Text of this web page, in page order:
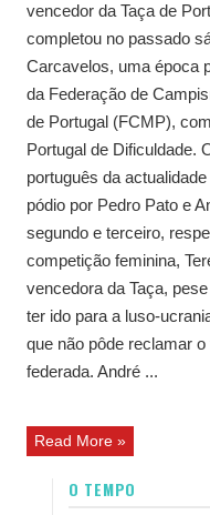
vencedor da Taça de
completou no passado
Carcavelos, uma época
da Federação de
de Portugal (FCMP),
Portugal de Dificuldade.
português da
pódio por Pedro Pato e
segundo e terceiro,
competição feminina,
vencedora da Taça,
ter ido para a luso-
que não pôde reclamar
federada. André ...
Read More »
O TEMPO